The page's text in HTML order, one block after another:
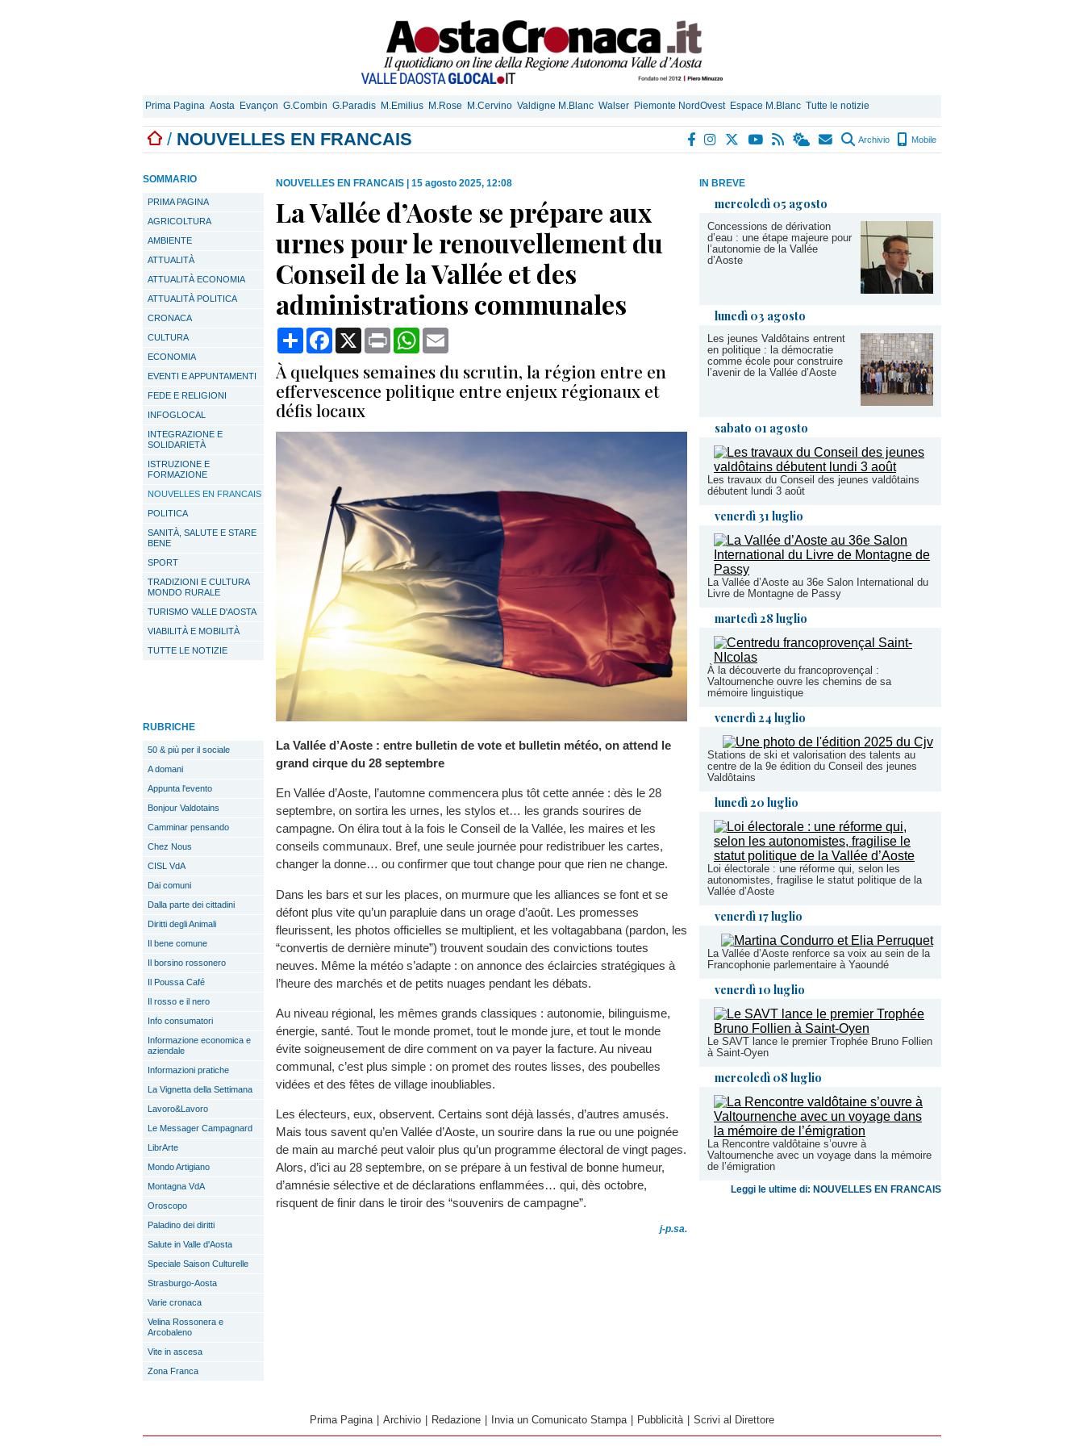
Prima Pagina Aosta Evançon G.Combin G.Paradis M.Emilius M.Rose M.Cervino Valdigne M.Blanc Walser Piemonte NordOvest Espace M.Blanc Tutte le notizie
/ NOUVELLES EN FRANCAIS Archivio Mobile
IN BREVE
mercoledì 05 agosto
Concessions de dérivation
d’eau : une étape majeure pour
l’autonomie de la Vallée
d’Aoste
lunedì 03 agosto
Les jeunes Valdôtains entrent
en politique : la démocratie
comme école pour construire
l’avenir de la Vallée d’Aoste
sabato 01 agosto
Les travaux du Conseil des jeunes valdôtains
débutent lundi 3 août
venerdì 31 luglio
La Vallée d’Aoste au 36e Salon International du
Livre de Montagne de Passy
martedì 28 luglio
À la découverte du francoprovençal :
Valtournenche ouvre les chemins de sa
mémoire linguistique
venerdì 24 luglio
Stations de ski et valorisation des talents au
centre de la 9e édition du Conseil des jeunes
Valdôtains
lunedì 20 luglio
Loi électorale : une réforme qui, selon les
autonomistes, fragilise le statut politique de la
Vallée d’Aoste
venerdì 17 luglio
La Vallée d’Aoste renforce sa voix au sein de la
Francophonie parlementaire à Yaoundé
venerdì 10 luglio
Le SAVT lance le premier Trophée Bruno Follien
à Saint-Oyen
mercoledì 08 luglio
La Rencontre valdôtaine s’ouvre à
Valtournenche avec un voyage dans la mémoire
de l’émigration
Leggi le ultime di: NOUVELLES EN FRANCAIS
SOMMARIO
PRIMA PAGINA
AGRICOLTURA
AMBIENTE
ATTUALITÀ
ATTUALITÀ ECONOMIA
ATTUALITÀ POLITICA
CRONACA
CULTURA
ECONOMIA
EVENTI E APPUNTAMENTI
FEDE E RELIGIONI
INFOGLOCAL
INTEGRAZIONE E
SOLIDARIETÀ
ISTRUZIONE E
FORMAZIONE
NOUVELLES EN FRANCAIS
POLITICA
SANITÀ, SALUTE E STARE
BENE
SPORT
TRADIZIONI E CULTURA
MONDO RURALE
TURISMO VALLE D'AOSTA
VIABILITÀ E MOBILITÀ
TUTTE LE NOTIZIE
RUBRICHE
50 & più per il sociale
A domani
Appunta l'evento
Bonjour Valdotains
Camminar pensando
Chez Nous
CISL VdA
Dai comuni
Dalla parte dei cittadini
Diritti degli Animali
Il bene comune
Il borsino rossonero
Il Poussa Café
Il rosso e il nero
Info consumatori
Informazione economica e
aziendale
Informazioni pratiche
La Vignetta della Settimana
Lavoro&Lavoro
Le Messager Campagnard
LibrArte
Mondo Artigiano
Montagna VdA
Oroscopo
Paladino dei diritti
Salute in Valle d'Aosta
Speciale Saison Culturelle
Strasburgo-Aosta
Varie cronaca
Velina Rossonera e
Arcobaleno
Vite in ascesa
Zona Franca
NOUVELLES EN FRANCAIS 15 agosto 2025, 12:08
La Vallée d’Aoste se prépare aux
urnes pour le renouvellement du
Conseil de la Vallée et des
administrations communales
CondividiFacebook
X Print WhatsApp
À quelques semaines du scrutin, la région entre en
effervescence politique entre enjeux régionaux et
défis locaux
La Vallée d’Aoste : entre bulletin de vote et bulletin météo, on attend le
grand cirque du 28 septembre
En Vallée d’Aoste, l’automne commencera plus tôt cette année : dès le 28
septembre, on sortira les urnes, les stylos et… les grands sourires de
campagne. On élira tout à la fois le Conseil de la Vallée, les maires et les
conseils communaux. Bref, une seule journée pour redistribuer les cartes,
changer la donne… ou confirmer que tout change pour que rien ne change.
Dans les bars et sur les places, on murmure que les alliances se font et se
défont plus vite qu’un parapluie dans un orage d’août. Les promesses
fleurissent, les photos officielles se multiplient, et les voltagabbana (pardon, les
“convertis de dernière minute”) trouvent soudain des convictions toutes
neuves. Même la météo s’adapte : on annonce des éclaircies stratégiques à
l’heure des marchés et de petits nuages pendant les débats.
Au niveau régional, les mêmes grands classiques : autonomie, bilinguisme,
énergie, santé. Tout le monde promet, tout le monde jure, et tout le monde
évite soigneusement de dire comment on va payer la facture. Au niveau
communal, c’est plus simple : on promet des routes lisses, des poubelles
vidées et des fêtes de village inoubliables.
Les électeurs, eux, observent. Certains sont déjà lassés, d’autres amusés.
Mais tous savent qu’en Vallée d’Aoste, un sourire dans la rue ou une poignée
de main au marché peut valoir plus qu’un programme électoral de vingt pages.
Alors, d’ici au 28 septembre, on se prépare à un festival de bonne humeur,
d’amnésie sélective et de déclarations enflammées… qui, dès octobre,
risquent de finir dans le tiroir des “souvenirs de campagne”.
j-p.sa.
Prima Pagina Archivio Redazione Invia un Comunicato Stampa Pubblicità Scrivi al Direttore